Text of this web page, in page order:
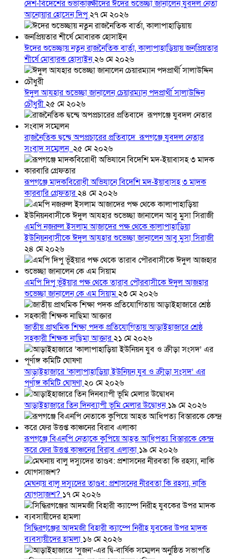
দেশ-বিদেশের শুভাকাঙ্ক্ষীদের ঈদের শুভেচ্ছা জানালেন যুবদল নেতা
আনোয়ার হোসেন দিপু২৭ মে ২০২৬
ঈদের শুভেচ্ছায় নতুন রাজনৈতিক বার্তা, কালাপাহাড়িয়ায় জনপ্রিয়তার
শীর্ষে মোবারক হোসাইন২৬ মে ২০২৬
ঈদুল আযহার শুভেচ্ছা জানালেন চেয়ারম্যান পদপ্রার্থী সালাউদ্দিন
চৌধুরী২৫ মে ২০২৬
রাজনৈতিক দ্বন্দ্বে অপপ্রচারের প্রতিবাদে ‎রূপগঞ্জে যুবদল নেতার
সংবাদ সম্মেলন ‎ ২৫ মে ২০২৬
রূপগঞ্জে মাদকবিরোধী অভিযানে বিদেশি মদ-ইয়াবাসহ ৩ মাদক
কারবারি গ্রেফতার২৪ মে ২০২৬
এমপি নজরুল ইসলাম আজাদের পক্ষ থেকে কালাপাহাড়িয়া
ইউনিয়নবাসীকে ঈদুল আযহার শুভেচ্ছা জানালেন আবু মুসা সিরাজী
২৪ মে ২০২৬
এমপি দিপু ভূঁইয়ার পক্ষ থেকে তারাব পৌরবাসীকে ঈদুল আজহার
শুভেচ্ছা জানালেন কে এম সিয়াম২৩ মে ২০২৬
জাতীয় প্রাথমিক শিক্ষা পদক প্রতিযোগিতায় আড়াইহাজারে শ্রেষ্ঠ
সহকারী শিক্ষক নাছিমা আক্তার২১ মে ২০২৬
আড়াইহাজারে ‘কালাপাহাড়িয়া ইউনিয়ন যুব ও ক্রীড়া সংসদ’ এর
পূর্ণাঙ্গ কমিটি ঘোষণা২০ মে ২০২৬
আড়াইহাজারে তিন দিনব্যাপী ভূমি মেলার উদ্বোধন১৯ মে ২০২৬
রূপগঞ্জে বিএনপি নেতাকে কুপিয়ে আহত আধিপত্য বিস্তারকে কেন্দ্র
করে ফের উত্তপ্ত কাঞ্চনের বিরাব এলাকা ১৯ মে ২০২৬
মেঘনায় বালু দস্যুদের তাণ্ডব: প্রশাসনের নীরবতা কি রহস্য, নাকি
যোগসাজশ? ১৭ মে ২০২৬
সিদ্ধিরগঞ্জের আদমজী বিহারী ক্যাম্পে নিরীহ যুবকের উপর মাদক
ব্যবসায়ীদের হামলা ১৬ মে ২০২৬